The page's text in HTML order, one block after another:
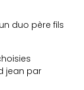
duo père fils
jean par